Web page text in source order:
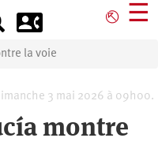
⎋ ☰
la voie
3 mai 2026 à 09h00.
montre